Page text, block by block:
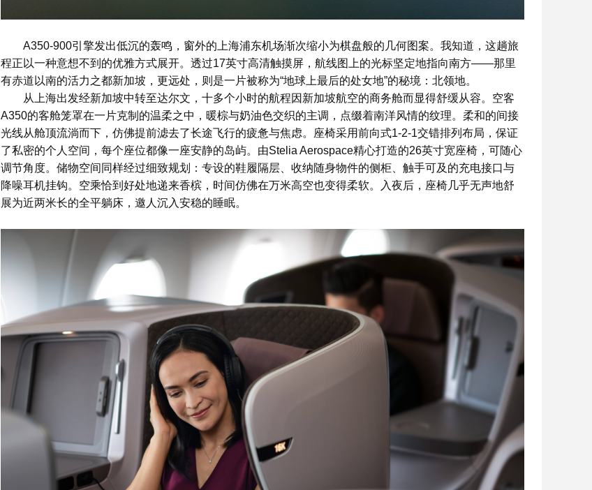
A350-900引擎发出低沉的轰鸣，窗外的上海浦东机场渐次缩小为棋盘般的几何图案。我知道，这趟旅
程正以一种意想不到的优雅方式展开。透过17英寸高清触摸屏，航线图上的光标坚定地指向南方——那里
有赤道以南的活力之都新加坡，更远处，则是一片被称为“地球上最后的处女地”的秘境：北领地。
从上海出发经新加坡中转至达尔文，十多个小时的航程因新加坡航空的商务舱而显得舒缓从容。空客
A350的客舱笼罩在一片克制的温柔之中，暖棕与奶油色交织的主调，点缀着南洋风情的纹理。柔和的间接
光线从舱顶流淌而下，仿佛提前滤去了长途飞行的疲惫与焦虑。座椅采用前向式1-2-1交错排列布局，保证
了私密的个人空间，每个座位都像一座安静的岛屿。由Stelia Aerospace精心打造的26英寸宽座椅，可随心
调节角度。储物空间同样经过细致规划：专设的鞋履隔层、收纳随身物件的侧柜、触手可及的充电接口与
降噪耳机挂钩。空乘恰到好处地递来香槟，时间仿佛在万米高空也变得柔软。入夜后，座椅几乎无声地舒
展为近两米长的全平躺床，邀人沉入安稳的睡眠。